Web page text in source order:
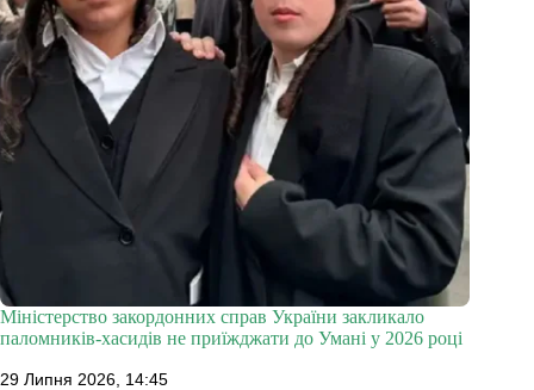
Міністерство закордонних справ України закликало
паломників-хасидів не приїжджати до Умані у 2026 році
29 Липня 2026, 14:45